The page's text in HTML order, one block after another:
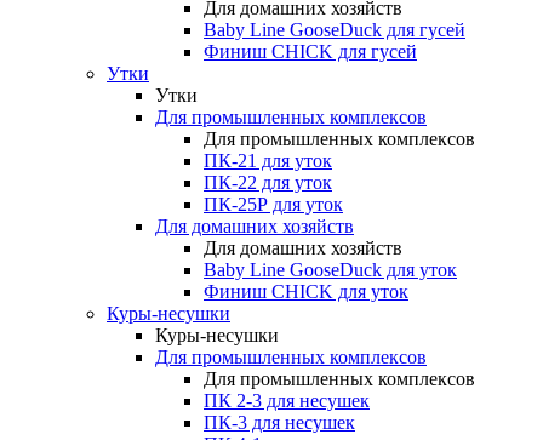
Для домашних хозяйств
Baby Line GooseDuck для гусей
Финиш CHICK для гусей
Утки
Утки
Для промышленных комплексов
Для промышленных комплексов
ПК-21 для уток
ПК-22 для уток
ПК-25Р для уток
Для домашних хозяйств
Для домашних хозяйств
Baby Line GooseDuck для уток
Финиш CHICK для уток
Куры-несушки
Куры-несушки
Для промышленных комплексов
Для промышленных комплексов
ПК 2-3 для несушек
ПК-3 для несушек